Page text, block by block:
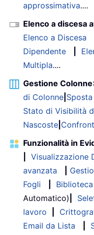
approssimativa....
Elenco a discesa
Elenco a Discesa
Dipendente
Multipla....
Gestione Colonne:
di Colonne
Stato di Visibilità
Nascoste
Funzionalità in
Visualizzazione
avanzata
Fogli
Automatico)
lavoro
Email da Lista